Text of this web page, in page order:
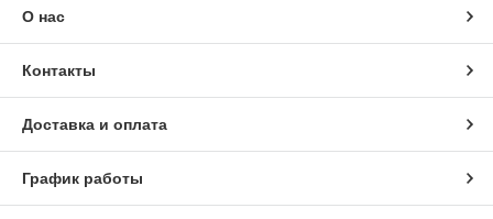
О нас
Контакты
Доставка и оплата
График работы